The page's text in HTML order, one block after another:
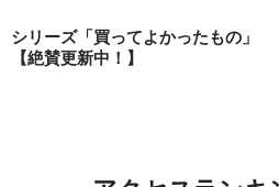
シリーズ「買ってよかったもの」
【絶賛更新中！】